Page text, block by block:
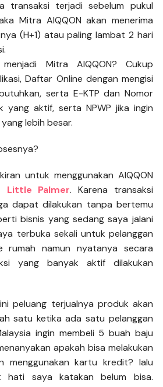
transaksi terjadi sebelum pukul
Mitra AIQQON akan menerima
(H+1) atau paling lambat 2 hari
Mitra AIQQON? Cukup
Daftar Online dengan mengisi
serta E-KTP dan Nomor
yang aktif, serta NPWP jika ingin
lebih besar.
untuk menggunakan AIQQON
Little Palmer. Karena transaksi
dapat dilakukan tanpa bertemu
bisnis yang sedang saya jalani
terbuka sekali untuk pelanggan
rumah namun nyatanya secara
yang banyak aktif dilakukan
peluang terjualnya produk akan
satu ketika ada satu pelanggan
ingin membeli 5 buah baju
apakah bisa melakukan
menggunakan kartu kredit? lalu
hati saya katakan belum bisa.